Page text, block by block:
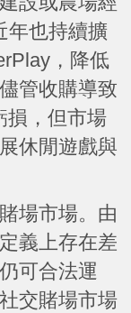
年也持續擴
，降低
管收購導致
損，但市場
休閒遊戲與
場市場。由
義上存在差
可合法運
交賭場市場